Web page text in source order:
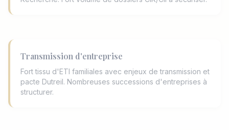
Transmission d'entreprise
Fort tissu d'ETI familiales avec enjeux de transmission et
pacte Dutreil. Nombreuses successions d'entreprises à
structurer.